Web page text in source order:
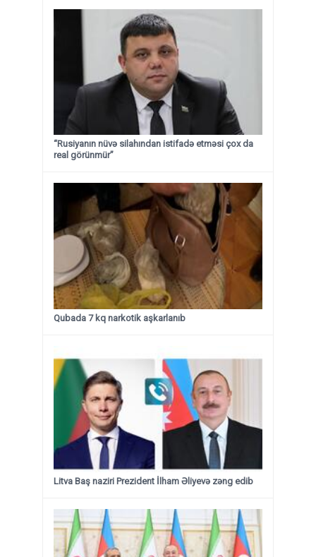
“Rusiyanın nüvə silahından istifadə etməsi çox da
real görünmür”
Qubada 7 kq narkotik aşkarlanıb
Litva Baş naziri Prezident İlham Əliyevə zəng edib